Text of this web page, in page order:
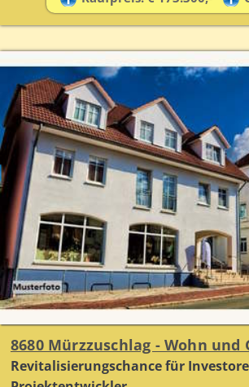
8680 Mürzzuschlag - Wohn und
Revitalisierungschance für